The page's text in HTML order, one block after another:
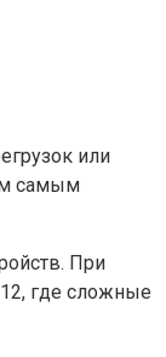
или
самым
При
где сложные